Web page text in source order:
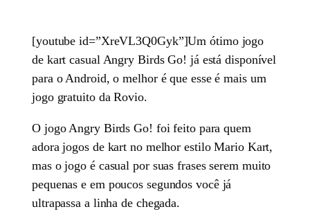
[youtube id=”XreVL3Q0Gyk”]Um ótimo jogo
de kart casual Angry Birds Go! já está disponível
para o Android, o melhor é que esse é mais um
jogo gratuito da Rovio.
O jogo Angry Birds Go! foi feito para quem
adora jogos de kart no melhor estilo Mario Kart,
mas o jogo é casual por suas frases serem muito
pequenas e em poucos segundos você já
ultrapassa a linha de chegada.